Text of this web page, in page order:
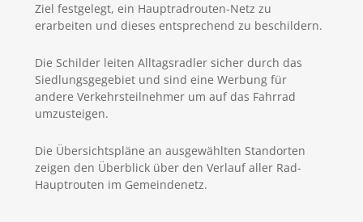
Ziel festgelegt, ein Hauptradrouten-Netz zu
erarbeiten und dieses entsprechend zu beschildern.
Die Schilder leiten Alltagsradler sicher durch das
Siedlungsgegebiet und sind eine Werbung für
andere Verkehrsteilnehmer um auf das Fahrrad
umzusteigen.
Die Übersichtspläne an ausgewählten Standorten
zeigen den Überblick über den Verlauf aller Rad-
Hauptrouten im Gemeindenetz.